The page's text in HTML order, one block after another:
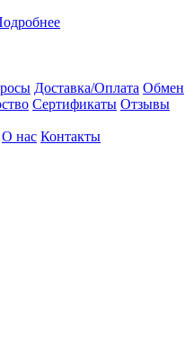
Доставка/Оплата Обмен
Сертификаты Отзывы
О нас Контакты